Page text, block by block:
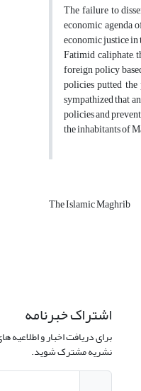
The failure to
economic agenda
economic justice
Fatimid caliphate,
foreign policy
policies putted
sympathized that
policies and
the inhabitants of
The Islamic Maghrib
اشتراک خبرنامه
برای دریافت اخبار و اطلاعیه
نشریه مشترک شوید.